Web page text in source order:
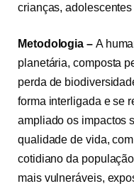
crianças,
Metodologia – A
planetária, composta
perda de
forma interligada e se
ampliado os impactos
qualidade de vida,
cotidiano da
mais vulneráveis,